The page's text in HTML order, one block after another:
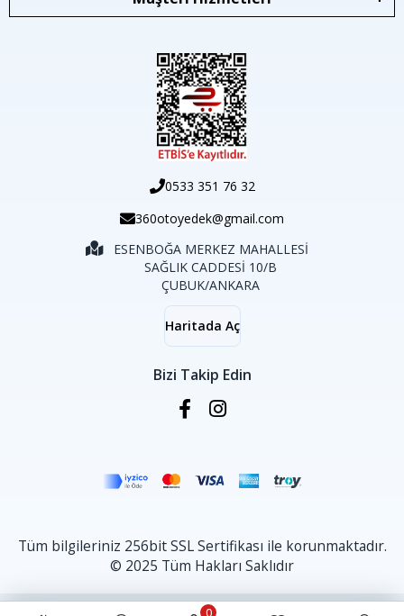
0533 351 76 32
360otoyedek@gmail.com
ESENBOĞA MERKEZ MAHALLESİ
SAĞLIK CADDESİ 10/B
ÇUBUK/ANKARA
Haritada Aç
Bizi Takip Edin
Tüm bilgileriniz 256bit SSL Sertifikası ile korunmaktadır.
© 2025 Tüm Hakları Saklıdır
0